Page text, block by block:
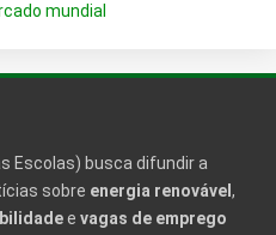
mundial
Escolas) busca difundir a
sobre energia renovável ,
e vagas de emprego